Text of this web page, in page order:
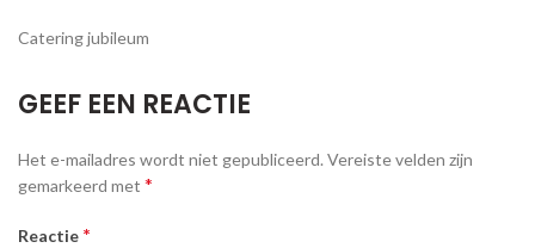
Catering jubileum
GEEF EEN REACTIE
Het e-mailadres wordt niet gepubliceerd. Vereiste velden zijn
gemarkeerd met *
Reactie *